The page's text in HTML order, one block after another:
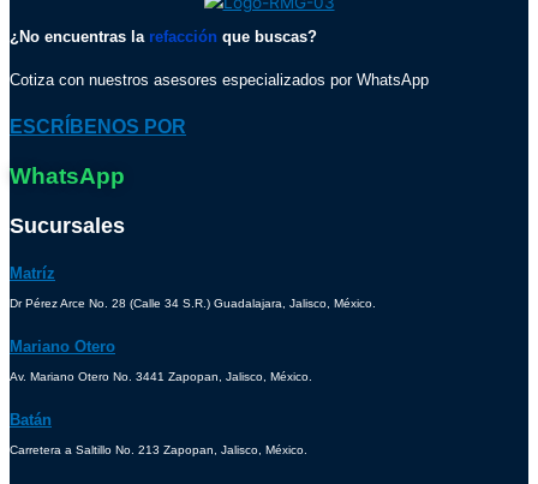
¿No encuentras la refacción que buscas?
Cotiza con nuestros asesores especializados por WhatsApp
ESCRÍBENOS POR
WhatsApp
Sucursales
Matríz
Dr Pérez Arce No. 28 (Calle 34 S.R.) Guadalajara, Jalisco, México.
Mariano Otero
Av. Mariano Otero No. 3441 Zapopan, Jalisco, México.
Batán
Carretera a Saltillo No. 213 Zapopan, Jalisco, México.